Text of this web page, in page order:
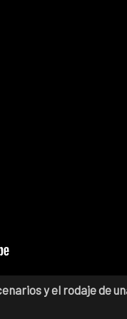
y el rodaje de